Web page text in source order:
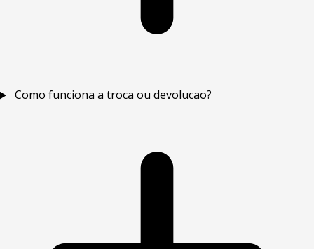
Como funciona a troca ou devolucao?